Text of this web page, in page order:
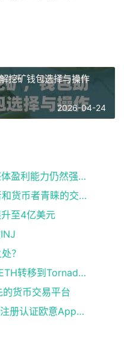
挖矿钱包选择与操作
2026-04-24
Glassnode：比特币投资者整体盈利能力仍然强劲，更大的波动即将到来
易欧交易所易欧下载：交易者和货币者青睐的交易平台
至4亿美元
？
UwUlend攻击者已将1000枚ETH转移到Tornado Cash
货币交易平台
欧意易app最新版下载：新手注册认证欧意App下载操作教程